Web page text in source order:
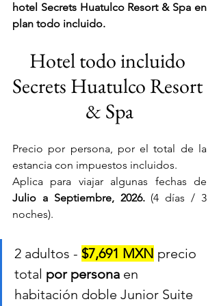
hotel Secrets Huatulco Resort & Spa en
plan todo incluido.
Hotel todo incluido
Secrets Huatulco Resort
& Spa
Precio por persona, por el total de la
estancia con impuestos incluidos.
Aplica para viajar algunas fechas de
Julio a Septiembre, 2026. (4 días / 3
noches).
2 adultos - $7,691 MXN precio
total por persona en
habitación doble Junior Suite